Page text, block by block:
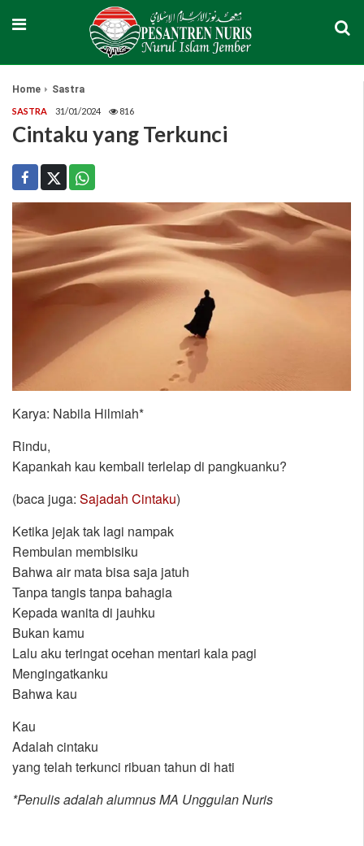
Home Sastra
SASTRA 31/01/2024 816
Cintaku yang Terkunci
Karya: Nabila Hilmiah*
Rindu,
Kapankah kau kembali terlelap di pangkuanku?
(baca juga: Sajadah Cintaku)
Ketika jejak tak lagi nampak
Rembulan membisiku
Bahwa air mata bisa saja jatuh
Tanpa tangis tanpa bahagia
Kepada wanita di jauhku
Bukan kamu
Lalu aku teringat ocehan mentari kala pagi
Mengingatkanku
Bahwa kau
Kau
Adalah cintaku
yang telah terkunci ribuan tahun di hati
*Penulis adalah alumnus MA Unggulan Nuris